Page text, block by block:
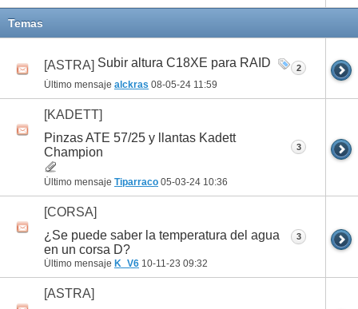
Temas
[ASTRA] Subir altura C18XE para RAID
Último mensaje alckras 08-05-24 11:59
2
[KADETT]
Pinzas ATE 57/25 y llantas Kadett
Champion
Último mensaje Tiparraco 05-03-24 10:36
3
[CORSA]
¿Se puede saber la temperatura del agua
en un corsa D?
Último mensaje K_V6 10-11-23 09:32
3
[ASTRA]